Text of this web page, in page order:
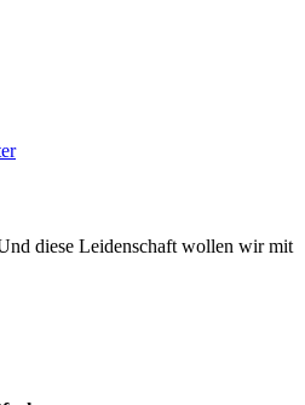
diese Leidenschaft wollen wir mit